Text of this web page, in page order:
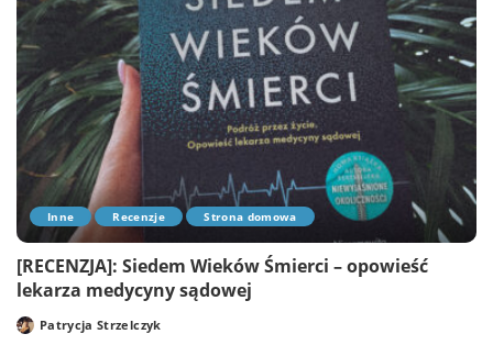
Inne Recenzje Strona domowa
[RECENZJA]: Siedem Wieków Śmierci – opowieść
lekarza medycyny sądowej
PostedPatrycja Strzelczyk